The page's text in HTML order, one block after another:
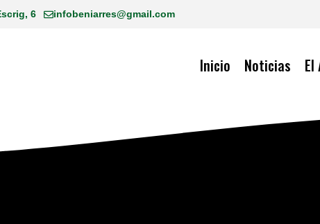
6 infobeniarres@gmail.com
Inicio Noticias